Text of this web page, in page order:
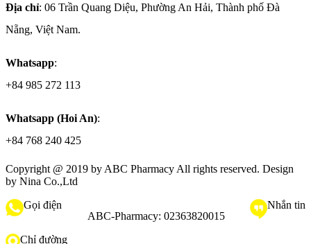
Địa chỉ: 06 Trần Quang Diệu, Phường An Hải, Thành phố Đà
Nẵng, Việt Nam.
Whatsapp:
+84 985 272 113
Whatsapp (Hoi An):
+84 768 240 425
Copyright @ 2019 by ABC Pharmacy All rights reserved. Design
by Nina Co.,Ltd
Gọi điện
ABC-Pharmacy: 02363820015
Nhắn tin
Chỉ đường